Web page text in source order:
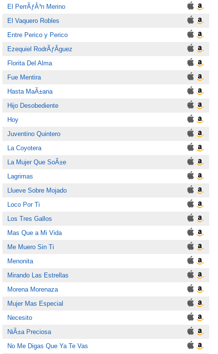
El PerrÃƒÂ³n Merino
El Vaquero Robles
Entre Perico y Perico
Ezequiel RodrÃƒÂ­guez
Florita Del Alma
Fue Mentira
Hasta MaÃ±ana
Hijo Desobediente
Hoy
Juventino Quintero
La Coyotera
La Mujer Que SoÃ±e
Lagrimas
Llueve Sobre Mojado
Loco Por Ti
Los Tres Gallos
Mas Que a Mi Vida
Me Muero Sin Ti
Menonita
Mirando Las Estrellas
Morena Morenaza
Mujer Mas Especial
Necesito
NiÃ±a Preciosa
No Me Digas Que Ya Te Vas